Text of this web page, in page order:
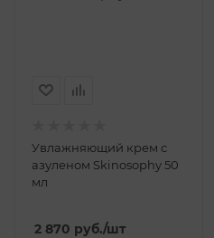
Увлажняющий крем с
азуленом Skinosophy 50
мл
2 870 руб./шт